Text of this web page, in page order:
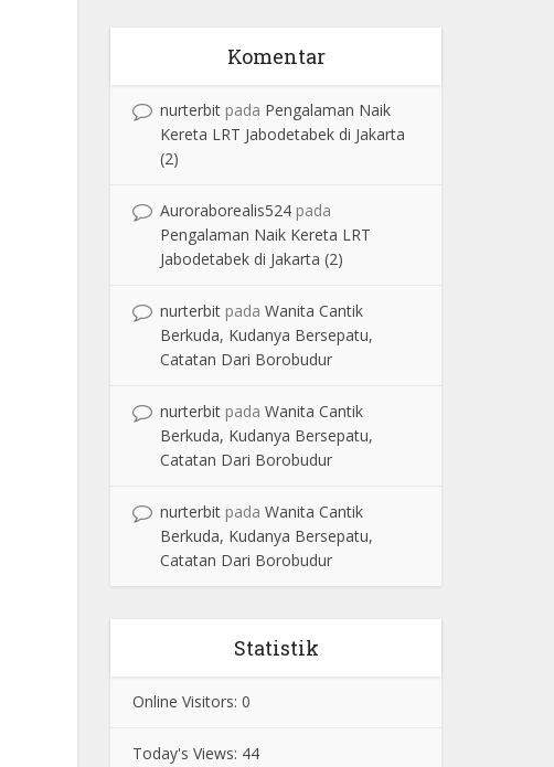
Komentar
nurterbit pada Pengalaman Naik
Kereta LRT Jabodetabek di Jakarta
(2)
Auroraborealis524 pada
Pengalaman Naik Kereta LRT
Jabodetabek di Jakarta (2)
nurterbit pada Wanita Cantik
Berkuda, Kudanya Bersepatu,
Catatan Dari Borobudur
nurterbit pada Wanita Cantik
Berkuda, Kudanya Bersepatu,
Catatan Dari Borobudur
nurterbit pada Wanita Cantik
Berkuda, Kudanya Bersepatu,
Catatan Dari Borobudur
Statistik
Online Visitors: 0
Today's Views: 44